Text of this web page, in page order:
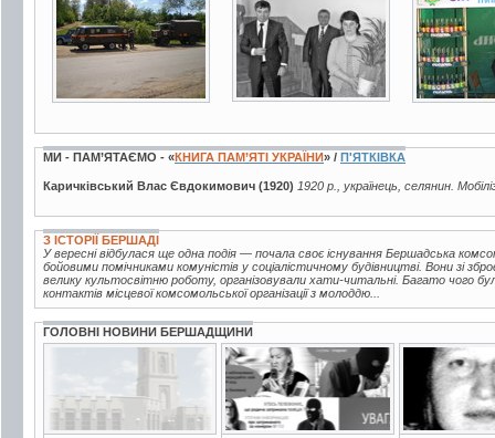
МИ - ПАМ’ЯТАЄМО - «КНИГА ПАМ’ЯТІ УКРАЇНИ» / П'ЯТКІВКА
Каричківський Влас Євдокимович (1920) 1920 р., українець, селянин.
З ІСТОРІЇ БЕРШАДІ
У вересні відбулася ще одна подія — почала своє існування Бершадська
бойовими помічниками комуністів у соціалістичному будівництві. Вони зі
велику культосвітню роботу, організовували хати-читальні. Багато чого
контактів місцевої комсомольської організації з молоддю...
ГОЛОВНІ НОВИНИ БЕРШАДЩИНИ